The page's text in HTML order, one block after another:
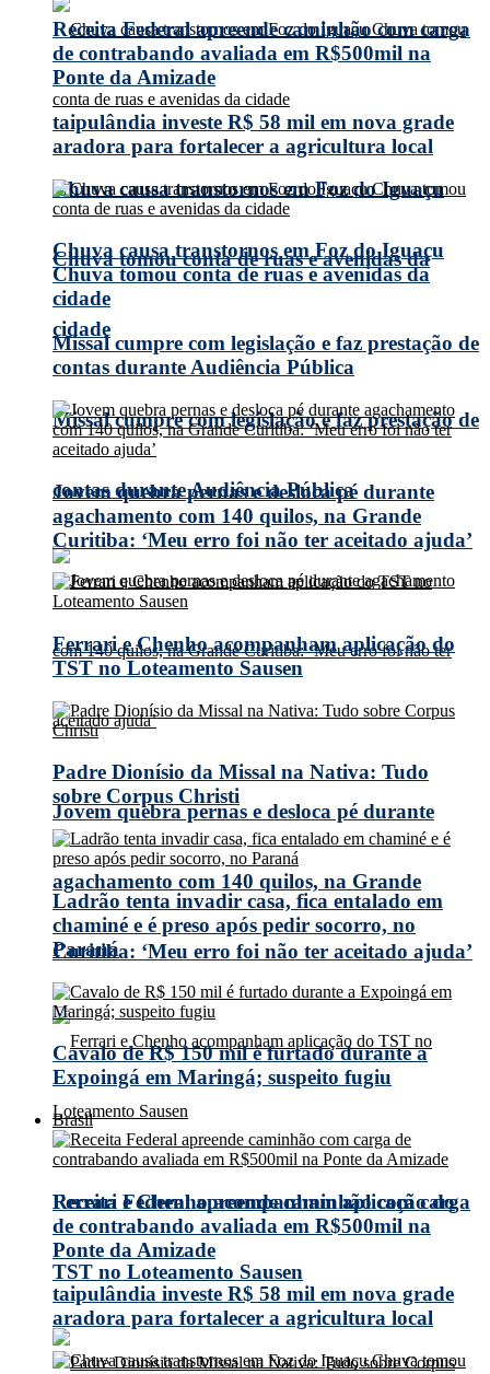
Chuva causa transtornos em Foz do Iguaçu
Chuva tomou conta de ruas e avenidas da
cidade
Missal cumpre com legislação e faz prestação de
contas durante Audiência Pública
Jovem quebra pernas e desloca pé durante
agachamento com 140 quilos, na Grande
Curitiba: ‘Meu erro foi não ter aceitado ajuda’
Ferrari e Chenho acompanham aplicação do
TST no Loteamento Sausen
Receita Federal apreende caminhão com carga
de contrabando avaliada em R$500mil na
Ponte da Amizade
taipulândia investe R$ 58 mil em nova grade
aradora para fortalecer a agricultura local
Chuva causa transtornos em Foz do Iguaçu
Chuva tomou conta de ruas e avenidas da
cidade
Missal cumpre com legislação e faz prestação de
contas durante Audiência Pública
Jovem quebra pernas e desloca pé durante
agachamento com 140 quilos, na Grande
Curitiba: ‘Meu erro foi não ter aceitado ajuda’
Ferrari e Chenho acompanham aplicação do
TST no Loteamento Sausen
Padre Dionísio da Missal na Nativa: Tudo
sobre Corpus Christi
Ladrão tenta invadir casa, fica entalado em
chaminé e é preso após pedir socorro, no
Paraná
Cavalo de R$ 150 mil é furtado durante a
Expoingá em Maringá; suspeito fugiu
Brasil
Receita Federal apreende caminhão com carga
de contrabando avaliada em R$500mil na
Ponte da Amizade
taipulândia investe R$ 58 mil em nova grade
aradora para fortalecer a agricultura local